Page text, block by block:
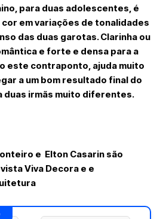
para duas adolescentes, é
em variações de tonalidades
das duas garotas. Clarinha ou
e forte e densa para a
este contraponto, ajuda muito
a um bom resultado final do
duas irmãs muito diferentes.
e Elton Casarin são
Viva Decora e e